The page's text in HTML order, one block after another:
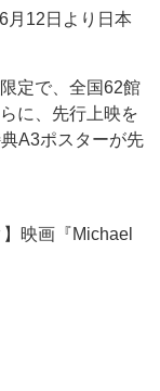
12日より日本
定で、全国62館
に、先行上映を
A3ポスターが先
映画『Michael